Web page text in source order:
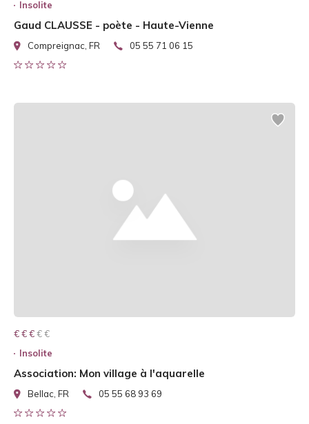
Insolite
Gaud CLAUSSE - poète - Haute-Vienne
Compreignac, FR 05 55 71 06 15
€ € € € €
€ € €
Insolite
Association: Mon village à l'aquarelle
Bellac, FR 05 55 68 93 69